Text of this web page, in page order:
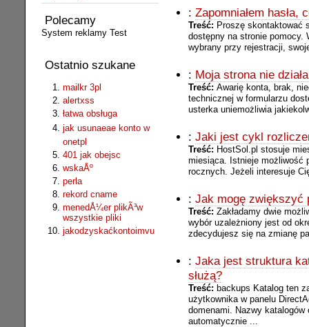
Polecamy
System reklamy Test
Ostatnio szukane
mailkr 3pl
alertxss
łatwa obsługa
jak usunaeae konto w
onetpl
401 jak obejsc
wskaÅº
perla
rekord cname
menedÅ¼er plikÃ³w
wszystkie pliki
jakodzyskaćkontoimvu
: Zapomniałem hasła,
Treść: Proszę skontaktować
dostępny na stronie pomocy.
wybrany przy rejestracji,
: Moja strona nie
Treść: Awarię konta, brak,
technicznej w formularzu
usterka uniemożliwia
: Jaki jest cykl
Treść: HostSol.pl stosuje
miesiąca. Istnieje możliwość
rocznych. Jeżeli interesuje
: Jak mogę zwiększyć
Treść: Zakładamy dwie
wybór uzależniony jest od
zdecydujesz się na zmianę
: Jaka jest struktura
służą?
Treść: backups Katalog ten
użytkownika w panelu
domenami. Nazwy katalogów
automatycznie ...